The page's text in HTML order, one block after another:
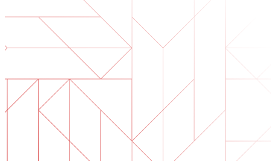
Vývoj AI software
AI nástroje na míru integrované do vašich procesů.
Od nápadu po spuštěný produkt — návrh, vývoj,
Technická due diligence
Posouzení kvality a identifikace rizik ve vašem software.
Podpora software
Průběžná údržba nebo záchrana projektu, který se